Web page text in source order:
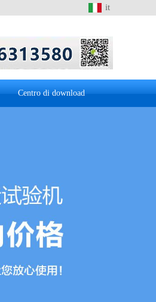
it
Centro di download